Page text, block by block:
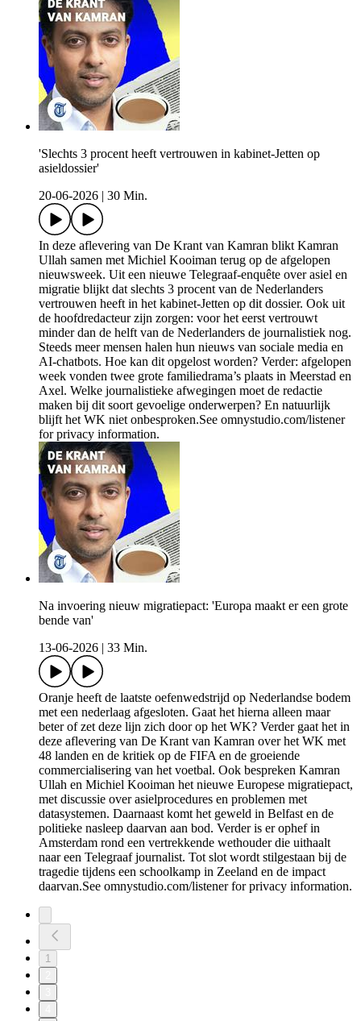
'Slechts 3 procent heeft vertrouwen in kabinet-Jetten op
asieldossier'
20-06-2026
30 Min.
In deze aflevering van De Krant van Kamran blikt Kamran
Ullah samen met Michiel Kooiman terug op de afgelopen
nieuwsweek. Uit een nieuwe Telegraaf-enquête over asiel en
migratie blijkt dat slechts 3 procent van de Nederlanders
vertrouwen heeft in het kabinet-Jetten op dit dossier. Ook uit
de hoofdredacteur zijn zorgen: voor het eerst vertrouwt
minder dan de helft van de Nederlanders de journalistiek nog.
Steeds meer mensen halen hun nieuws van sociale media en
AI-chatbots. Hoe kan dit opgelost worden? Verder: afgelopen
week vonden twee grote familiedrama’s plaats in Meerstad en
Axel. Welke journalistieke afwegingen moet de redactie
maken bij dit soort gevoelige onderwerpen? En natuurlijk
blijft het WK niet onbesproken.See omnystudio.com/listener
for privacy information.
Na invoering nieuw migratiepact: 'Europa maakt er een grote
bende van'
13-06-2026
33 Min.
Oranje heeft de laatste oefenwedstrijd op Nederlandse bodem
met een nederlaag afgesloten. Gaat het hierna alleen maar
beter of zet deze lijn zich door op het WK? Verder gaat het in
deze aflevering van De Krant van Kamran over het WK met
48 landen en de kritiek op de FIFA en de groeiende
commercialisering van het voetbal. Ook bespreken Kamran
Ullah en Michiel Kooiman het nieuwe Europese migratiepact,
met discussie over asielprocedures en problemen met
datasystemen. Daarnaast komt het geweld in Belfast en de
politieke nasleep daarvan aan bod. Verder is er ophef in
Amsterdam rond een vertrekkende wethouder die uithaalt
naar een Telegraaf journalist. Tot slot wordt stilgestaan bij de
tragedie tijdens een schoolkamp in Zeeland en de impact
daarvan.See omnystudio.com/listener for privacy information.
1